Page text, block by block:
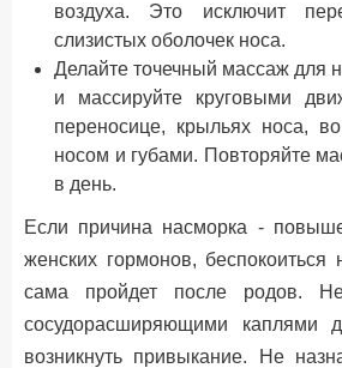
воздуха. Это исключит
слизистых оболочек носа.
Делайте точечный массаж для
и массируйте круговыми
переносице, крыльях носа,
носом и губами. Повторяйте
в день.
Если причина насморка -
женских гормонов, беспокоиться
сама пройдет после родов. Не
сосудорасширяющими каплями
возникнуть привыкание. Не